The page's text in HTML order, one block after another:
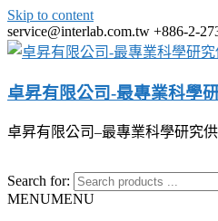
Skip to content
service@interlab.com.tw +886-2-
卓昇有限公司-最專業科學
卓昇有限公司–最專業科學研究
Search for:
MENUMENU